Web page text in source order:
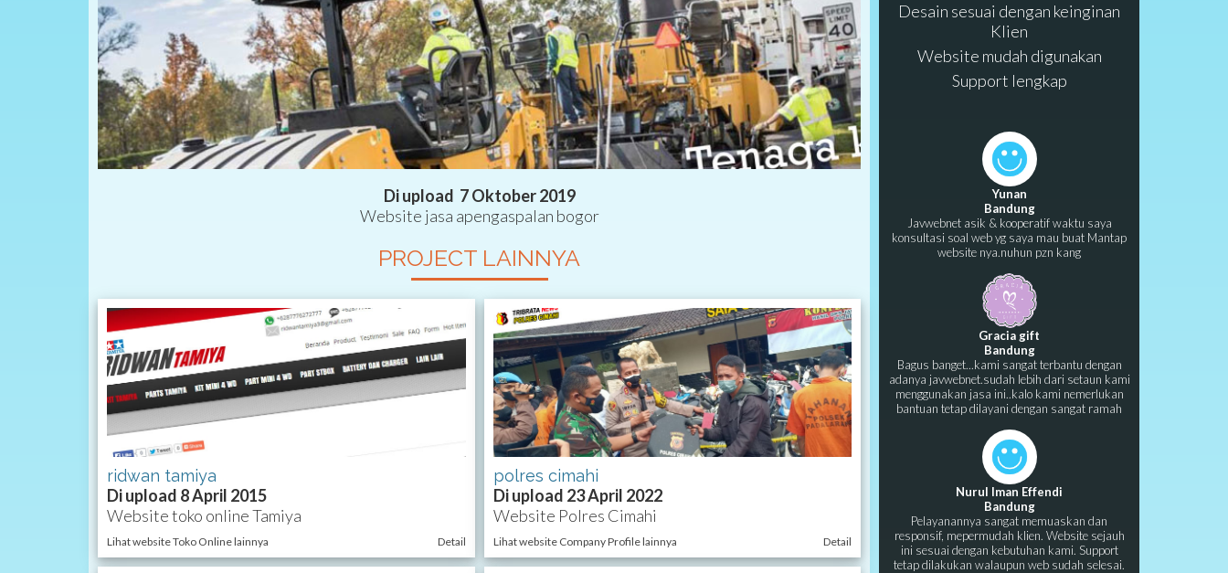
Di upload 7 Oktober 2019
Website jasa apengaspalan bogor
PROJECT LAINNYA
ridwan tamiya
Di upload 8 April 2015
Website toko online Tamiya
Lihat website Toko Online lainnya Detail
polres cimahi
Di upload 23 April 2022
Website Polres Cimahi
Lihat website Company Profile lainnya Detail
Desain sesuai dengan keinginan
Klien
Website mudah digunakan
Support lengkap
Yunan
Bandung
Javwebnet asik & kooperatif waktu saya
konsultasi soal web yg saya mau buat Mantap
website nya.nuhun pzn kang
Gracia gift
Bandung
Bagus banget...kami sangat terbantu dengan
adanya javwebnet.sudah lebih dari setaun kami
menggunakan jasa ini..kalo kami nemerlukan
bantuan tetap dilayani dengan sangat ramah
Nurul Iman Effendi
Bandung
Pelayanannya sangat memuaskan dan
responsif, mepermudah klien. Website sejauh
ini sesuai dengan kebutuhan kami. Support
tetap dilakukan walaupun web sudah selesai.